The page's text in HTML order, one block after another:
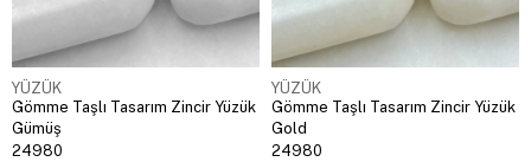
YÜZÜK
Gömme Taşlı Tasarım Zincir Yüzük
Gümüş
24980
YÜZÜK
Gömme Taşlı Tasarım Zincir Yüzük
Gold
24980